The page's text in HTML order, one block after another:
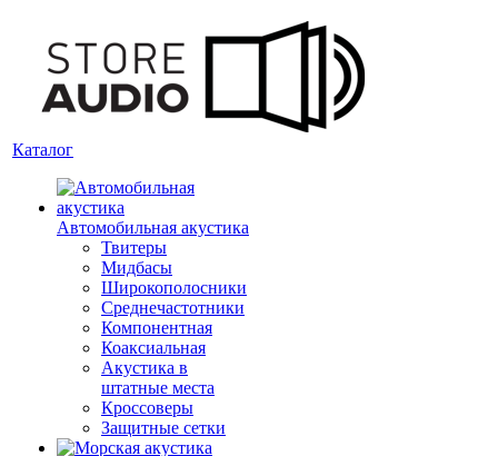
Каталог
Автомобильная акустика
Твитеры
Мидбасы
Широкополосники
Среднечастотники
Компонентная
Коаксиальная
Акустика в
штатные места
Кроссоверы
Защитные сетки